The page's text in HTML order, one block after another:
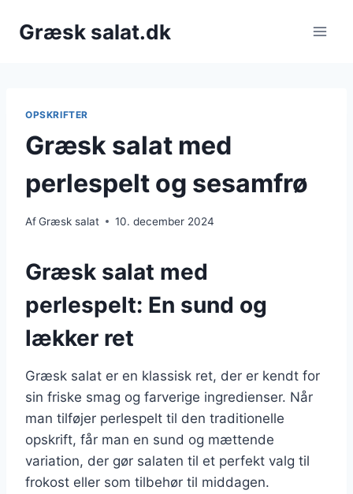
Græsk salat.dk
OPSKRIFTER
Græsk salat med
perlespelt og sesamfrø
AfGræsk salat 10. december 2024
Græsk salat med
perlespelt: En sund og
lækker ret
Græsk salat er en klassisk ret, der er kendt for
sin friske smag og farverige ingredienser. Når
man tilføjer perlespelt til den traditionelle
opskrift, får man en sund og mættende
variation, der gør salaten til et perfekt valg til
frokost eller som tilbehør til middagen.